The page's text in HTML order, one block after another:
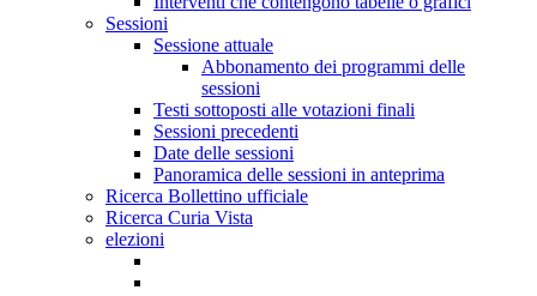
Sessioni
Sessione attuale
Abbonamento dei programmi delle
sessioni
Testi sottoposti alle votazioni finali
Sessioni precedenti
Date delle sessioni
Panoramica delle sessioni in anteprima
Ricerca Bollettino ufficiale
Ricerca Curia Vista
elezioni